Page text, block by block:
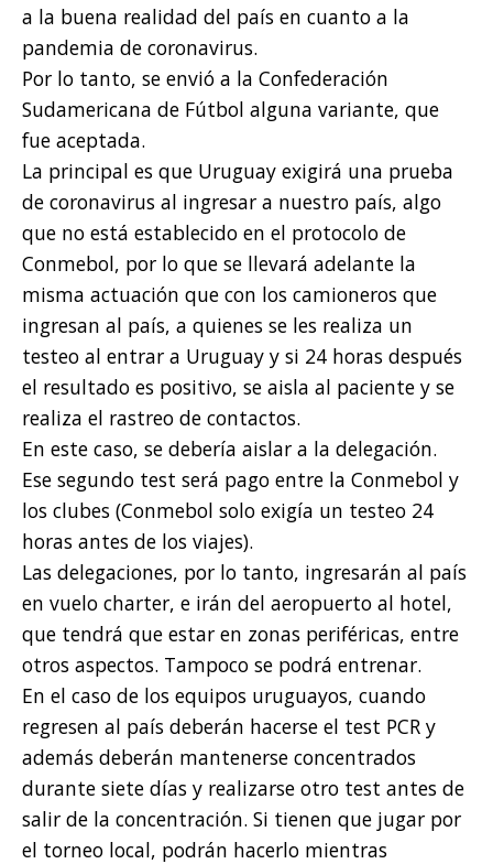
a la buena realidad del país en cuanto a la
pandemia de coronavirus.
Por lo tanto, se envió a la Confederación
Sudamericana de Fútbol alguna variante, que
fue aceptada.
La principal es que Uruguay exigirá una prueba
de coronavirus al ingresar a nuestro país, algo
que no está establecido en el protocolo de
Conmebol, por lo que se llevará adelante la
misma actuación que con los camioneros que
ingresan al país, a quienes se les realiza un
testeo al entrar a Uruguay y si 24 horas después
el resultado es positivo, se aisla al paciente y se
realiza el rastreo de contactos.
En este caso, se debería aislar a la delegación.
Ese segundo test será pago entre la Conmebol y
los clubes (Conmebol solo exigía un testeo 24
horas antes de los viajes).
Las delegaciones, por lo tanto, ingresarán al país
en vuelo charter, e irán del aeropuerto al hotel,
que tendrá que estar en zonas periféricas, entre
otros aspectos. Tampoco se podrá entrenar.
En el caso de los equipos uruguayos, cuando
regresen al país deberán hacerse el test PCR y
además deberán mantenerse concentrados
durante siete días y realizarse otro test antes de
salir de la concentración. Si tienen que jugar por
el torneo local, podrán hacerlo mientras